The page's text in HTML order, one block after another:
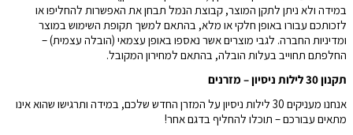
במידה ולא ניתן לתקן המוצר, קבוצת הנמל תבחן את האפשרות להחליפו או
לזכותכם עבורו באופן חלקי או מלא, בהתאם למשך תקופת השימוש במוצר
ומדיניות החברה. לגבי מוצרים אשר נאספו באופן עצמאי (הובלה עצמית) –
החלפתם תחוייב בעלות הובלה, בהתאם למחירון המקובל.
תקנון 30 לילות ניסיון – מזרנים
אנחנו מעניקים 30 לילות ניסיון על המזרן החדש שלכם, במידה ותרגישו שהוא אינו
מתאים עבורכם – תוכלו להחליף בדגם אחר!